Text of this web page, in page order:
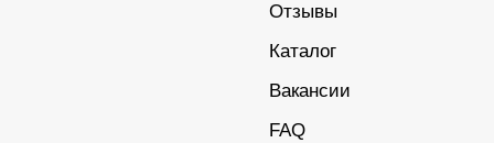
Отзывы
Каталог
Вакансии
FAQ